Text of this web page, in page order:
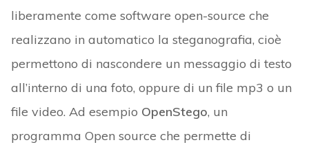
liberamente come software open-source che
realizzano in automatico la steganografia, cioè
permettono di nascondere un messaggio di testo
all’interno di una foto, oppure di un file mp3 o un
file video. Ad esempio OpenStego, un
programma Open source che permette di